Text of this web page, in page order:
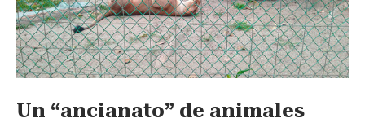
Un “ancianato” de animales